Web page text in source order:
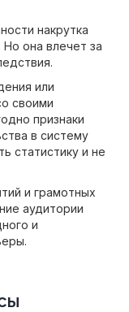
накрутка
Но она влечет за
или
своими
признаки
в систему
статистику и не
и грамотных
аудитории
и